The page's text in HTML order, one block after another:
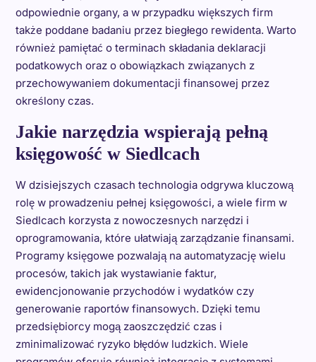
odpowiednie organy, a w przypadku większych firm
także poddane badaniu przez biegłego rewidenta. Warto
również pamiętać o terminach składania deklaracji
podatkowych oraz o obowiązkach związanych z
przechowywaniem dokumentacji finansowej przez
określony czas.
Jakie narzędzia wspierają pełną
księgowość w Siedlcach
W dzisiejszych czasach technologia odgrywa kluczową
rolę w prowadzeniu pełnej księgowości, a wiele firm w
Siedlcach korzysta z nowoczesnych narzędzi i
oprogramowania, które ułatwiają zarządzanie finansami.
Programy księgowe pozwalają na automatyzację wielu
procesów, takich jak wystawianie faktur,
ewidencjonowanie przychodów i wydatków czy
generowanie raportów finansowych. Dzięki temu
przedsiębiorcy mogą zaoszczędzić czas i
zminimalizować ryzyko błędów ludzkich. Wiele